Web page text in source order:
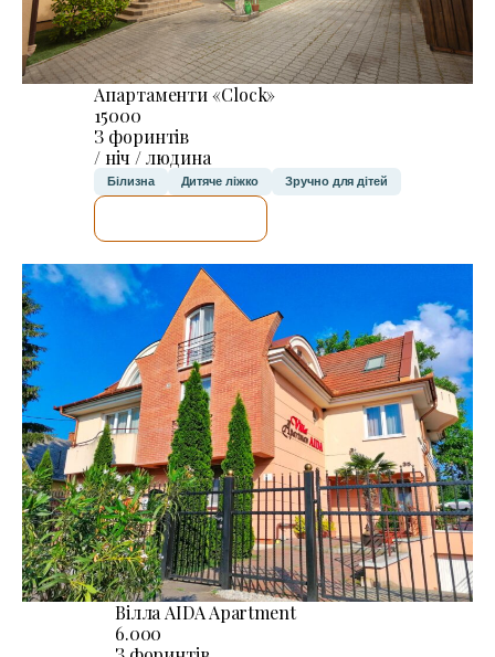
Апартаменти «Clock»
15000
З форинтів
/ ніч / людина
Білизна Дитяче ліжко Зручно для дітей
Вілла AIDA Apartment
6.000